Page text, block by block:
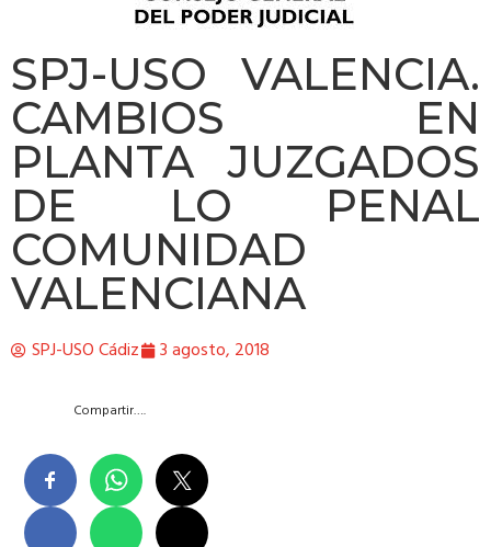
SPJ-USO VALENCIA.
CAMBIOS EN
PLANTA JUZGADOS
DE LO PENAL
COMUNIDAD
VALENCIANA
SPJ-USO Cádiz 3 agosto, 2018
Compartir….